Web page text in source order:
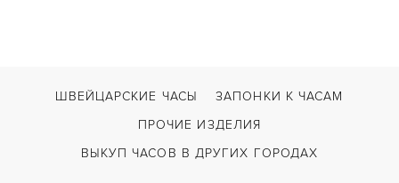
ВОЗМОЖНОСТИ ДОСТАВКИ
ЦВЕТ БРАСЛЕТА
ШВЕЙЦАРСКИЕ ЧАСЫ
ЗАПОНКИ К ЧАСАМ
ПРОЧИЕ ИЗДЕЛИЯ
ВЫКУП ЧАСОВ В ДРУГИХ ГОРОДАХ